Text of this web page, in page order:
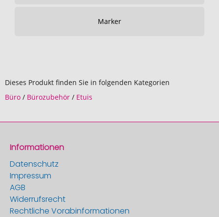
Marker
Dieses Produkt finden Sie in folgenden Kategorien
Büro / Bürozubehör / Etuis
Informationen
Datenschutz
Impressum
AGB
Widerrufsrecht
Rechtliche Vorabinformationen